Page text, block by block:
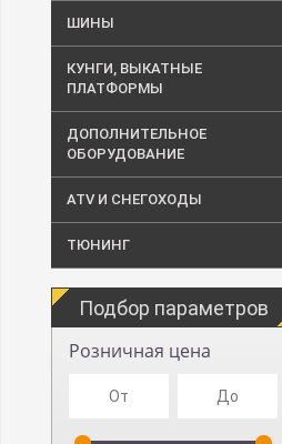
ШИНЫ
КУНГИ, ВЫКАТНЫЕ
ПЛАТФОРМЫ
ДОПОЛНИТЕЛЬНОЕ
ОБОРУДОВАНИЕ
ATV И СНЕГОХОДЫ
ТЮНИНГ
Подбор параметров
Розничная цена